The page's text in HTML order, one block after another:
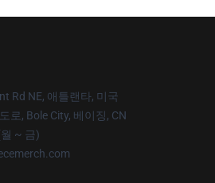
Rd NE, 애틀랜타, 미국
로, Bole City, 베이징, CN
~ 금)